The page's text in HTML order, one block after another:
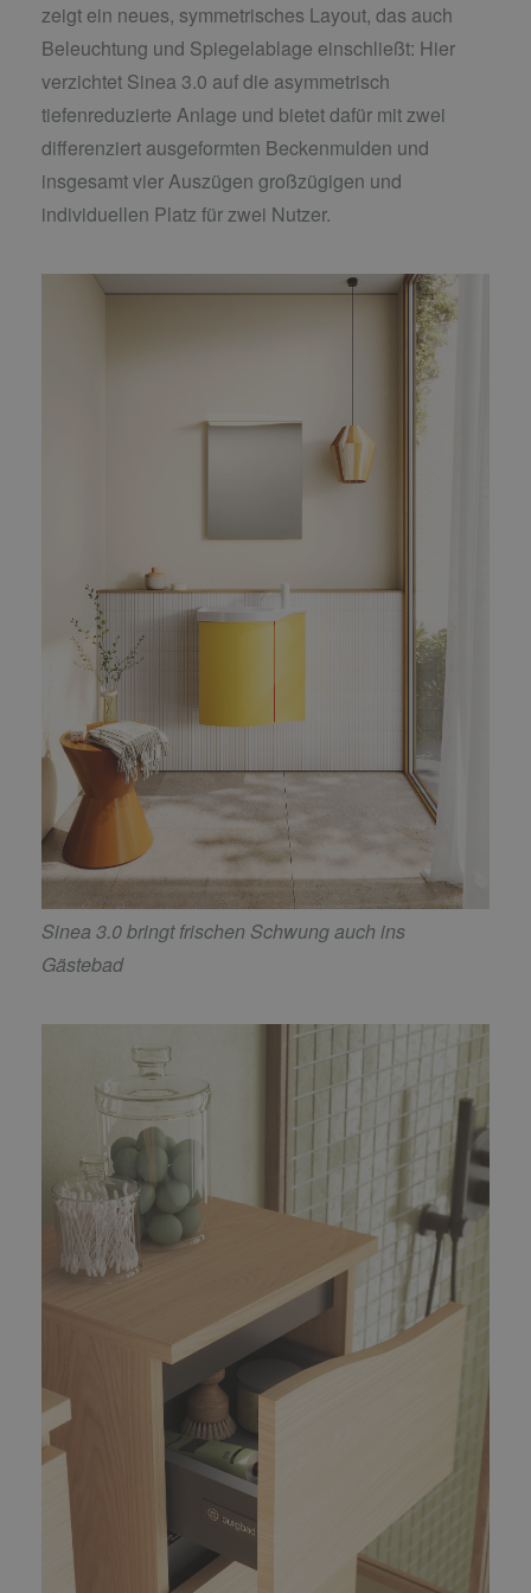
zeigt ein neues, symmetrisches Layout, das auch
Beleuchtung und Spiegelablage einschließt: Hier
verzichtet Sinea 3.0 auf die asymmetrisch
tiefenreduzierte Anlage und bietet dafür mit zwei
differenziert ausgeformten Beckenmulden und
insgesamt vier Auszügen großzügigen und
individuellen Platz für zwei Nutzer.
Sinea 3.0 bringt frischen Schwung auch ins
Gästebad